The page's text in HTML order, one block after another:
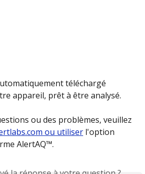
téléchargé
appareil, prêt à être analysé.
ou des problèmes, veuillez
ou utiliser l'option
AlertAQ™.